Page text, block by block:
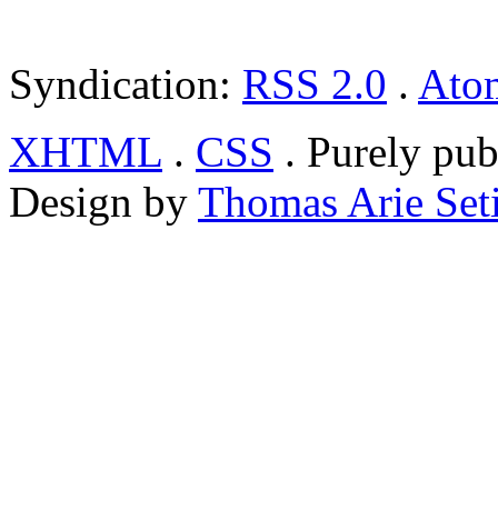
Syndication: RSS 2.0 .
XHTML . CSS . Purely
Design by Thomas Arie